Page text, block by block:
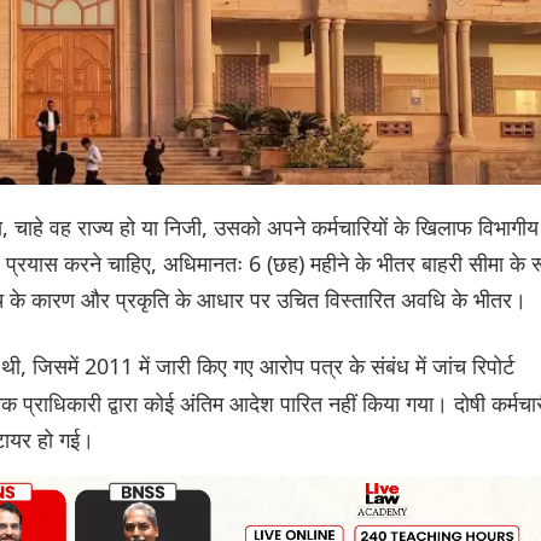
वह राज्य हो या निजी, उसको अपने कर्मचारियों के खिलाफ विभागीय
करने चाहिए, अधिमानतः 6 (छह) महीने के भीतर बाहरी सीमा के
के कारण और प्रकृति के आधार पर उचित विस्तारित अवधि के भीतर।
जिसमें 2011 में जारी किए गए आरोप पत्र के संबंध में जांच रिपोर्ट
द्वारा कोई अंतिम आदेश पारित नहीं किया गया। दोषी
हो गई।